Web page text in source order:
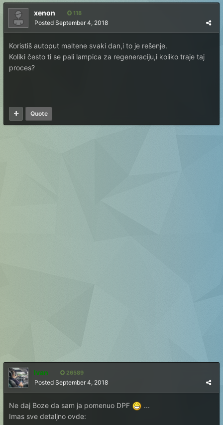
xenon 118
Posted September 4, 2018
Koristiš autoput maltene svaki dan,i to je rešenje.
Koliki često ti se pali lampica za regeneraciju,i koliko traje taj
proces?
Quote
Ivan 26589
Posted September 4, 2018
Ne daj Boze da sam ja pomenuo DPF
...
Imas sve detaljno ovde: